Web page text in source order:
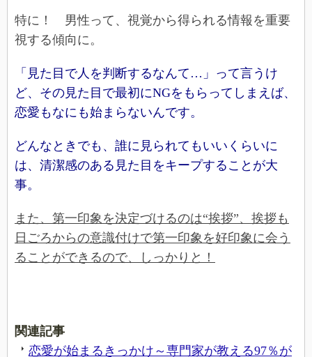
特に！ 男性って、視覚から得られる情報を重要
視する傾向に。
「見た目で人を判断するなんて…」って言うけ
ど、その見た目で最初にNGをもらってしまえば、
恋愛もなにも始まらないんです。
どんなときでも、誰に見られてもいいくらいに
は、清潔感のある見た目をキープすることが大
事。
また、第一印象を決定づけるのは“挨拶”、挨拶も
日ごろからの意識付けで第一印象を好印象に会う
ることができるので、しっかりと！
関連記事
恋愛が始まるきっかけ～専門家が教える97％が